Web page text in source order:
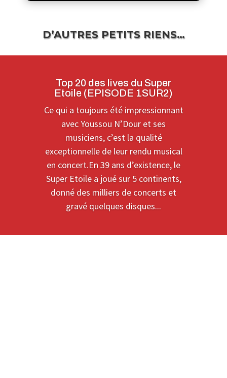
D’AUTRES PETITS RIENS…
Top 20 des lives du Super
Etoile (EPISODE 1SUR2)
Ce qui a toujours été impressionnant
avec Youssou N’Dour et ses
musiciens, c’est la qualité
exceptionnelle de leur rendu musical
en concert.En 39 ans d’existence, le
Super Etoile a joué sur 5 continents,
donné des milliers de concerts et
gravé quelques disques...